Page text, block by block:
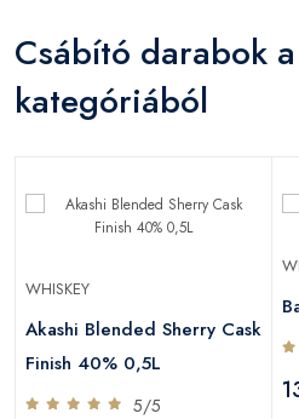
Csábító darabok
kategóriából
WHISKEY
Akashi Blended Sherry Cask
Finish 40% 0,5L
5/5